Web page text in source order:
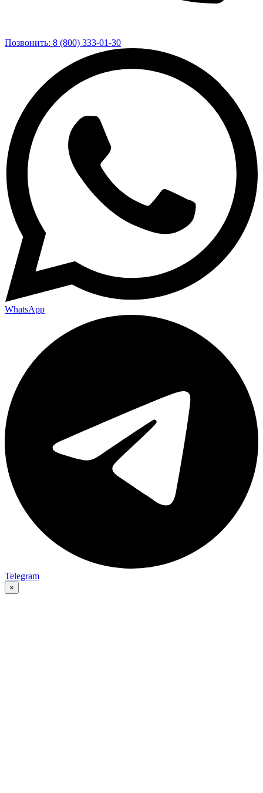
Позвонить: 8 (800) 333-01-30
WhatsApp
Telegram
×